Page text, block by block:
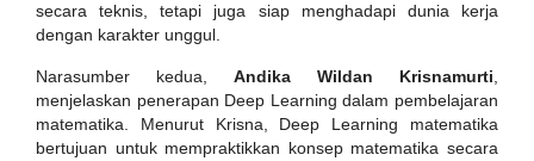
secara teknis, tetapi juga siap menghadapi dunia kerja
dengan karakter unggul.
Narasumber kedua, Andika Wildan Krisnamurti
menjelaskan penerapan Deep Learning dalam pembelajaran
matematika. Menurut Krisna, Deep Learning matematika
bertujuan untuk mempraktikkan konsep matematika secara